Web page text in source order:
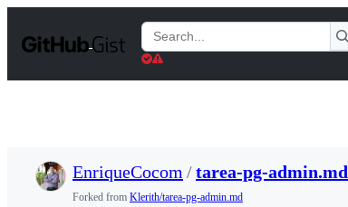
t
Search
Gists
EnriqueCocom /tarea-pg-admin.md
Forked from Klerith/tarea-pg-admin.md